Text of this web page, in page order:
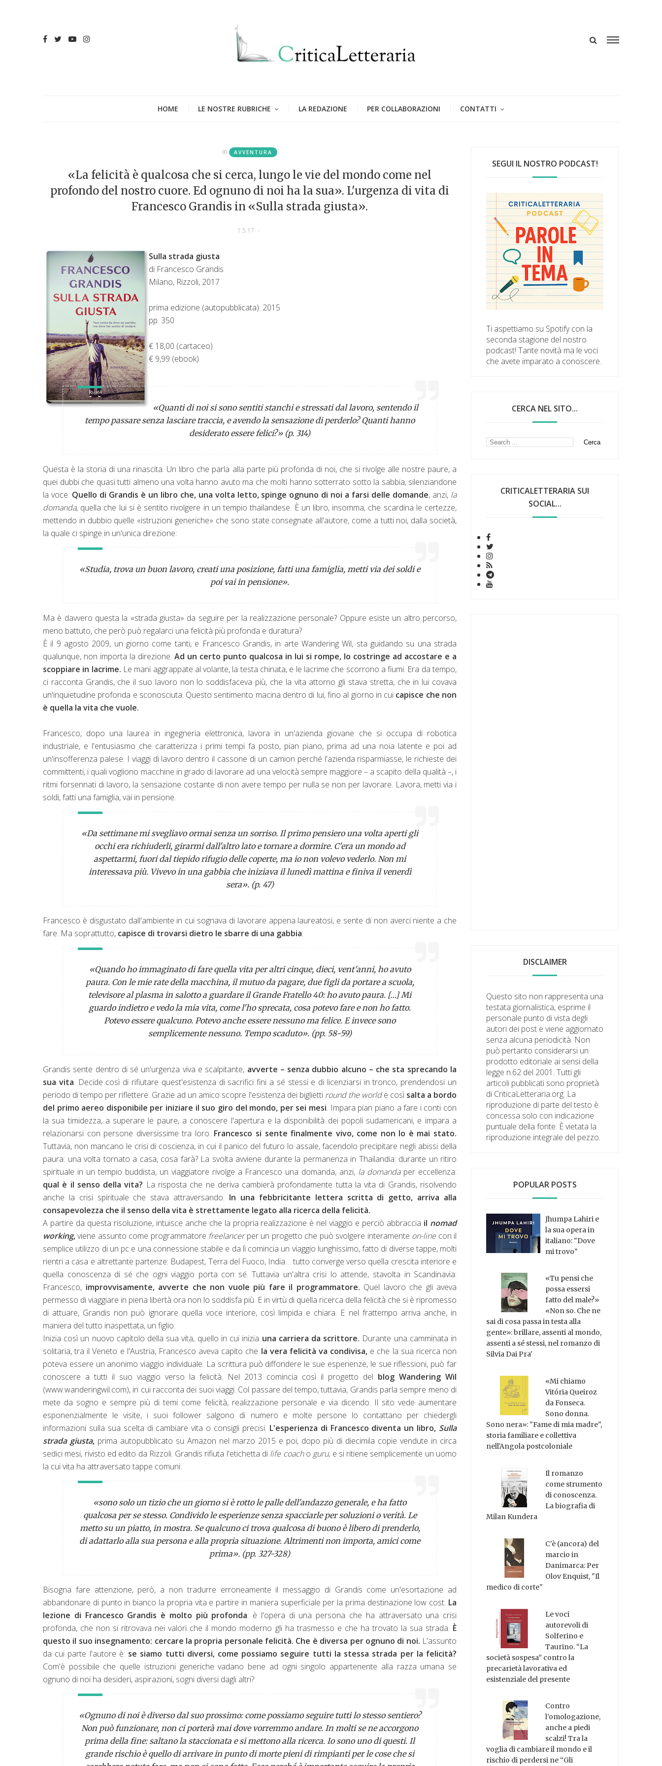
HOME LE NOSTRE RUBRICHE LA REDAZIONE PER COLLABORAZIONI CONTATTI
in AVVENTURA
«La felicità è qualcosa che si cerca, lungo le vie del mondo come nel
profondo del nostro cuore. Ed ognuno di noi ha la sua». L'urgenza di vita di
Francesco Grandis in «Sulla strada giusta».
1.5.17 -
Sulla strada giusta
di Francesco Grandis
Milano, Rizzoli, 2017
prima edizione (autopubblicata): 2015
pp. 350
€ 18,00 (cartaceo)
€ 9,99 (ebook)
«Quanti di noi si sono sentiti stanchi e stressati dal lavoro, sentendo il
tempo passare senza lasciare traccia, e avendo la sensazione di perderlo? Quanti hanno
desiderato essere felici?» (p. 314)
Questa è la storia di una rinascita. Un libro che parla alla parte più profonda di noi, che si rivolge alle nostre paure, a
quei dubbi che quasi tutti almeno una volta hanno avuto ma che molti hanno sotterrato sotto la sabbia, silenziandone
la voce. Quello di Grandis è un libro che, una volta letto, spinge ognuno di noi a farsi delle domande, anzi, la
domanda, quella che lui si è sentito rivolgere in un tempio thailandese. È un libro, insomma, che scardina le certezze,
mettendo in dubbio quelle «istruzioni generiche» che sono state consegnate all'autore, come a tutti noi, dalla società,
la quale ci spinge in un'unica direzione:
«Studia, trova un buon lavoro, creati una posizione, fatti una famiglia, metti via dei soldi e
poi vai in pensione».
Ma è davvero questa la «strada giusta» da seguire per la realizzazione personale? Oppure esiste un altro percorso,
meno battuto, che però può regalarci una felicità più profonda e duratura?
È il 9 agosto 2009, un giorno come tanti, e Francesco Grandis, in arte Wandering Wil, sta guidando su una strada
qualunque, non importa la direzione.Ad un certo punto qualcosa in lui si rompe, lo costringe ad accostare e a
scoppiare in lacrime. Le mani aggrappate al volante, la testa chinata, e le lacrime che scorrono a fiumi. Era da tempo,
ci racconta Grandis, che il suo lavoro non lo soddisfaceva più, che la vita attorno gli stava stretta, che in lui covava
un'inquietudine profonda e sconosciuta. Questo sentimento macina dentro di lui, fino al giorno in cui capisce che non
è quella la vita che vuole.
Francesco, dopo una laurea in ingegneria elettronica, lavora in un'azienda giovane che si occupa di robotica
industriale, e l'entusiasmo che caratterizza i primi tempi fa posto, pian piano, prima ad una noia latente e poi ad
un'insofferenza palese. I viaggi di lavoro dentro il cassone di un camion perché l'azienda risparmiasse, le richieste dei
committenti, i quali vogliono macchine in grado di lavorare ad una velocità sempre maggiore – a scapito della qualità –, i
ritmi forsennati di lavoro, la sensazione costante di non avere tempo per nulla se non per lavorare. Lavora, metti via i
soldi, fatti una famiglia, vai in pensione.
«Da settimane mi svegliavo ormai senza un sorriso. Il primo pensiero una volta aperti gli
occhi era richiuderli, girarmi dall'altro lato e tornare a dormire. C'era un mondo ad
aspettarmi, fuori dal tiepido rifugio delle coperte, ma io non volevo vederlo. Non mi
interessava più. Vivevo in una gabbia che iniziava il lunedì mattina e finiva il venerdì
sera». (p. 47)
Francesco è disgustato dall'ambiente in cui sognava di lavorare appena laureatosi, e sente di non averci niente a che
fare. Ma soprattutto, capisce di trovarsi dietro le sbarre di una gabbia:
«Quando ho immaginato di fare quella vita per altri cinque, dieci, vent'anni, ho avuto
paura. Con le mie rate della macchina, il mutuo da pagare, due figli da portare a scuola,
televisore al plasma in salotto a guardare il Grande Fratello 40: ho avuto paura. […] Mi
guardo indietro e vedo la mia vita, come l'ho sprecata, cosa potevo fare e non ho fatto.
Potevo essere qualcuno. Potevo anche essere nessuno ma felice. E invece sono
semplicemente nessuno. Tempo scaduto». (pp. 58-59)
Grandis sente dentro di sé un'urgenza viva e scalpitante, avverte – senza dubbio alcuno – che sta sprecando la
sua vita. Decide così di rifiutare quest'esistenza di sacrifici fini a sé stessi e di licenziarsi in tronco, prendendosi un
periodo di tempo per riflettere. Grazie ad un amico scopre l'esistenza dei biglietti round the worlde così salta a bordo
del primo aereo disponibile per iniziare il suo giro del mondo, per sei mesi. Impara pian piano a fare i conti con
la sua timidezza, a superare le paure, a conoscere l'apertura e la disponibilità dei popoli sudamericani, e impara a
relazionarsi con persone diversissime tra loro. Francesco si sente finalmente vivo, come non lo è mai stato.
Tuttavia, non mancano le crisi di coscienza, in cui il panico del futuro lo assale, facendolo precipitare negli abissi della
paura: una volta tornato a casa, cosa farà? La svolta avviene durante la permanenza in Thailandia: durante un ritiro
spirituale in un tempio buddista, un viaggiatore rivolge a Francesco una domanda, anzi, la domandaper eccellenza:
qual è il senso della vita? La risposta che ne deriva cambierà profondamente tutta la vita di Grandis, risolvendo
anche la crisi spirituale che stava attraversando. In una febbricitante lettera scritta di getto, arriva alla
consapevolezza che il senso della vita è strettamente legato alla ricerca della felicità.
A partire da questa risoluzione, intuisce anche che la propria realizzazione è nel viaggio e perciò abbraccia il nomad
working,viene assunto come programmatore freelancerper un progetto che può svolgere interamente on-linecon il
semplice utilizzo di un pc e una connessione stabile e da lì comincia un viaggio lunghissimo, fatto di diverse tappe, molti
rientri a casa e altrettante partenze: Budapest, Terra del Fuoco, India… tutto converge verso quella crescita interiore e
quella conoscenza di sé che ogni viaggio porta con sé. Tuttavia un'altra crisi lo attende, stavolta in Scandinavia:
Francesco, improvvisamente, avverte che non vuole più fare il programmatore. Quel lavoro che gli aveva
permesso di viaggiare in piena libertà ora non lo soddisfa più. E in virtù di quella ricerca della felicità che si è ripromesso
di attuare, Grandis non può ignorare quella voce interiore, così limpida e chiara. E nel frattempo arriva anche, in
maniera del tutto inaspettata, un figlio.
Inizia così un nuovo capitolo della sua vita, quello in cui inizia una carriera da scrittore. Durante una camminata in
solitaria, tra il Veneto e l'Austria, Francesco aveva capito che la vera felicità va condivisa, e che la sua ricerca non
poteva essere un anonimo viaggio individuale. La scrittura può diffondere le sue esperienze, le sue riflessioni, può far
conoscere a tutti il suo viaggio verso la felicità. Nel 2013 comincia così il progetto del blog Wandering Wil
(www.wanderingwil.com), in cui racconta dei suoi viaggi. Col passare del tempo, tuttavia, Grandis parla sempre meno di
mete da sogno e sempre più di temi come felicità, realizzazione personale e via dicendo. Il sito vede aumentare
esponenzialmente le visite, i suoi follower salgono di numero e molte persone lo contattano per chiedergli
informazioni sulla sua scelta di cambiare vita o consigli precisi. L'esperienza di Francesco diventa un libro, Sulla
strada giusta, prima autopubblicato su Amazon nel marzo 2015 e poi, dopo più di diecimila copie vendute in circa
sedici mesi, rivisto ed edito da Rizzoli. Grandis rifiuta l'etichetta di life coacho guru, e si ritiene semplicemente un uomo
la cui vita ha attraversato tappe comuni:
«sono solo un tizio che un giorno si è rotto le palle dell'andazzo generale, e ha fatto
qualcosa per se stesso. Condivido le esperienze senza spacciarle per soluzioni o verità. Le
metto su un piatto, in mostra. Se qualcuno ci trova qualcosa di buono è libero di prenderlo,
di adattarlo alla sua persona e alla propria situazione. Altrimenti non importa, amici come
prima». (pp. 327-328)
Bisogna fare attenzione, però, a non tradurre erroneamente il messaggio di Grandis come un'esortazione ad
abbandonare di punto in bianco la propria vita e partire in maniera superficiale per la prima destinazione low cost. La
lezione di Francesco Grandis è molto più profonda: è l'opera di una persona che ha attraversato una crisi
profonda, che non si ritrovava nei valori che il mondo moderno gli ha trasmesso e che ha trovato la sua strada. È
questo il suo insegnamento: cercare la propria personale felicità. Che è diversa per ognuno di noi. L'assunto
da cui parte l'autore è: se siamo tutti diversi, come possiamo seguire tutti la stessa strada per la felicità?
Com'è possibile che quelle istruzioni generiche vadano bene ad ogni singolo appartenente alla razza umana se
ognuno di noi ha desideri, aspirazioni, sogni diversi dagli altri?
«Ognuno di noi è diverso dal suo prossimo: come possiamo seguire tutti lo stesso sentiero?
Non può funzionare, non ci porterà mai dove vorremmo andare. In molti se ne accorgono
prima della fine: saltano la staccionata e si mettono alla ricerca. Io sono uno di questi. Il
grande rischio è quello di arrivare in punto di morte pieni di rimpianti per le cose che si
SEGUI IL NOSTRO PODCAST!
Ti aspettiamo su Spotify con la
seconda stagione del nostro
podcast! Tante novità ma le voci
che avete imparato a conoscere.
CERCA NEL SITO...
CRITICALETTERARIA SUI
SOCIAL...
DISCLAIMER
Questo sito non rappresenta una
testata giornalistica, esprime il
personale punto di vista degli
autori dei post e viene aggiornato
senza alcuna periodicità. Non
può pertanto considerarsi un
prodotto editoriale ai sensi della
legge n.62 del 2001. Tutti gli
articoli pubblicati sono proprietà
di CriticaLetteraria.org. La
riproduzione di parte del testo è
concessa solo con indicazione
puntuale della fonte. È vietata la
riproduzione integrale del pezzo.
POPULAR POSTS
Jhumpa Lahiri e
la sua opera in
italiano: "Dove
mi trovo"
«Tu pensi che
possa essersi
fatto del male?»
«Non so. Che ne
sai di cosa passa in testa alla
gente»: brillare, assenti al mondo,
assenti a sé stessi, nel romanzo di
Silvia Dai Pra'
«Mi chiamo
Vitória Queiroz
da Fonseca.
Sono donna.
Sono nera»: "Fame di mia madre",
storia familiare e collettiva
nell'Angola postcoloniale
Il romanzo
come strumento
di conoscenza.
La biografia di
Milan Kundera
C'è (ancora) del
marcio in
Danimarca: Per
Olov Enquist, "Il
medico di corte"
Le voci
autorevoli di
Solferino e
Taurino. “La
società sospesa” contro la
precarietà lavorativa ed
esistenziale del presente
Contro
l’omologazione,
anche a piedi
scalzi! Tra la
voglia di cambiare il mondo e il
rischio di perdersi ne “Gli